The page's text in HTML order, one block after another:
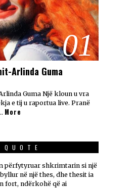
01
Arlinda Guma
Guma Një kloun u vra
e tij u raportua live. Pranë
More
QUOTE
përfytyruar shkrimtarin si një
në një thes, dhe thesit ia
fort, ndërkohë që ai